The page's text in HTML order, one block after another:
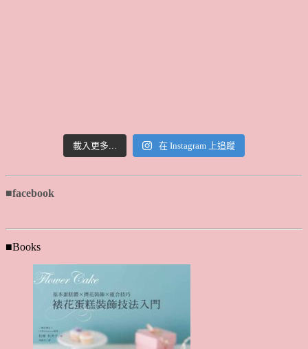
載入更多... 在 Instagram 上追蹤
■facebook
■Books